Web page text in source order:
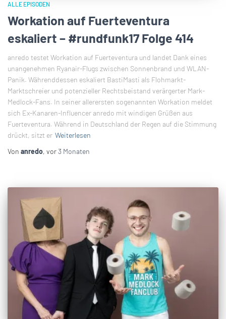
ALLE EPISODEN
Workation auf Fuerteventura
eskaliert – #rundfunk17 Folge 414
anredo testet Workation auf Fuerteventura und landet Dank eines
unangenehmen Ryanair-Flugs zwischen Sonnenbrand und WLAN-
Panik. Währenddessen eskaliert BastiMasti als Flohmarkt-
Marktschreier und potenzieller Rechtsbeistand verärgerter Mark-
Medlock-Fans. In seiner allerersten sogenannten Workation meldet
sich Ex-Kanaren-Influencer anredo mit windigen Grüßen aus
Fuerteventura. Während in Deutschland der Regen auf die Stimmung
drückt, sitzt er Weiterlesen
Von anredo, vor3 Monaten